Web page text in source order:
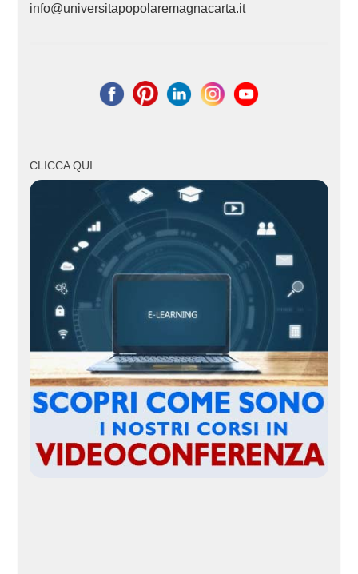
info@universitapopolaremagnacarta.it
CLICCA QUI